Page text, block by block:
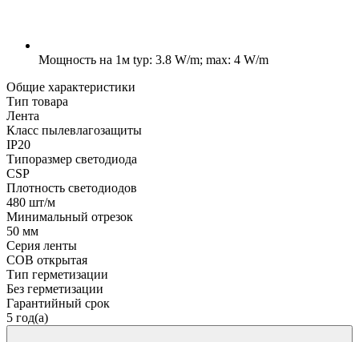
Мощность на 1м typ: 3.8 W/m; max: 4 W/m
Общие характеристики
Тип товара
Лента
Класс пылевлагозащиты
IP20
Типоразмер светодиода
CSP
Плотность светодиодов
480 шт/м
Минимальный отрезок
50 мм
Серия ленты
COB открытая
Тип герметизации
Без герметизации
Гарантийный срок
5 год(а)